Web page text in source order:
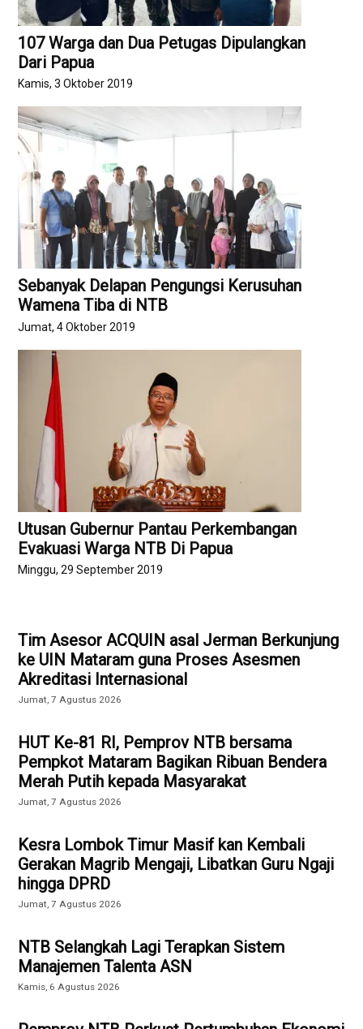
107 Warga dan Dua Petugas Dipulangkan
Dari Papua
Kamis, 3 Oktober 2019
Sebanyak Delapan Pengungsi Kerusuhan
Wamena Tiba di NTB
Jumat, 4 Oktober 2019
Utusan Gubernur Pantau Perkembangan
Evakuasi Warga NTB Di Papua
Minggu, 29 September 2019
Tim Asesor ACQUIN asal Jerman Berkunjung
ke UIN Mataram guna Proses Asesmen
Akreditasi Internasional
Jumat, 7 Agustus 2026
HUT Ke-81 RI, Pemprov NTB bersama
Pempkot Mataram Bagikan Ribuan Bendera
Merah Putih kepada Masyarakat
Jumat, 7 Agustus 2026
Kesra Lombok Timur Masif kan Kembali
Gerakan Magrib Mengaji, Libatkan Guru Ngaji
hingga DPRD
Jumat, 7 Agustus 2026
NTB Selangkah Lagi Terapkan Sistem
Manajemen Talenta ASN
Kamis, 6 Agustus 2026